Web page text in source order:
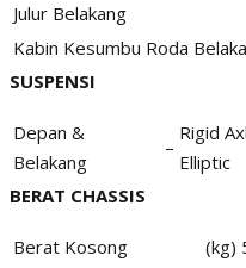
Julur Belakang
Kabin Kesumbu Roda
SUSPENSI
Depan &
Belakang
–
Rigid
Elliptic
BERAT CHASSIS
Berat Kosong (kg)